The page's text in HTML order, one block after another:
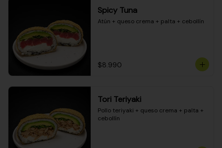
Spicy Tuna
Atún + queso crema + palta + cebollín
$8.990
Tori Teriyaki
Pollo teriyaki + queso crema + palta +
cebollín